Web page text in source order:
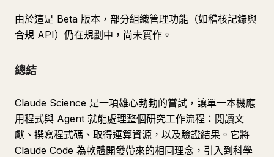
由於這是 Beta 版本，部分組織管理功能（如稽核記錄與
合規 API）仍在規劃中，尚未實作。
總結
Claude Science 是一項雄心勃勃的嘗試，讓單一本機應
用程式與 Agent 就能處理整個研究工作流程：閱讀文
獻、撰寫程式碼、取得運算資源，以及驗證結果。它將
Claude Code 為軟體開發帶來的相同理念，引入到科學